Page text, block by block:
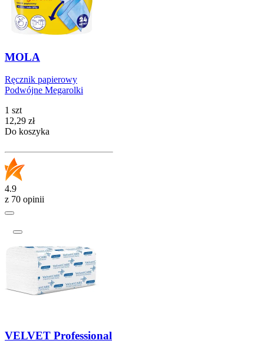
MOLA
Ręcznik papierowy
Podwójne Megarolki
1 szt
Cena
12,29 zł
Do koszyka
4.9
z 70 opinii
VELVET Professional